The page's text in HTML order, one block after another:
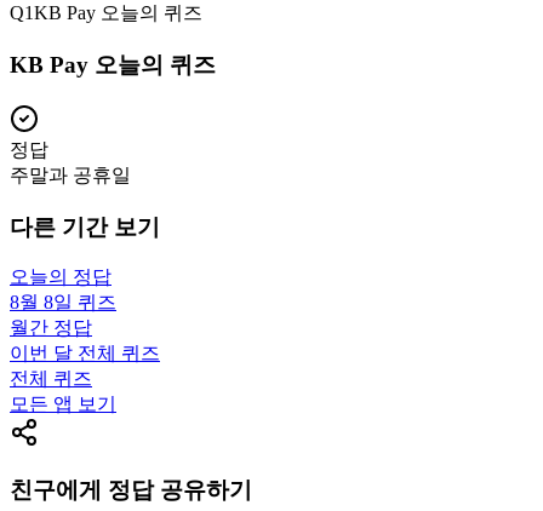
Q1KB Pay 오늘의 퀴즈
KB Pay 오늘의 퀴즈
정답
주말과 공휴일
다른 기간 보기
오늘의 정답
8월 8일 퀴즈
월간 정답
이번 달 전체 퀴즈
전체 퀴즈
모든 앱 보기
친구에게 정답 공유하기